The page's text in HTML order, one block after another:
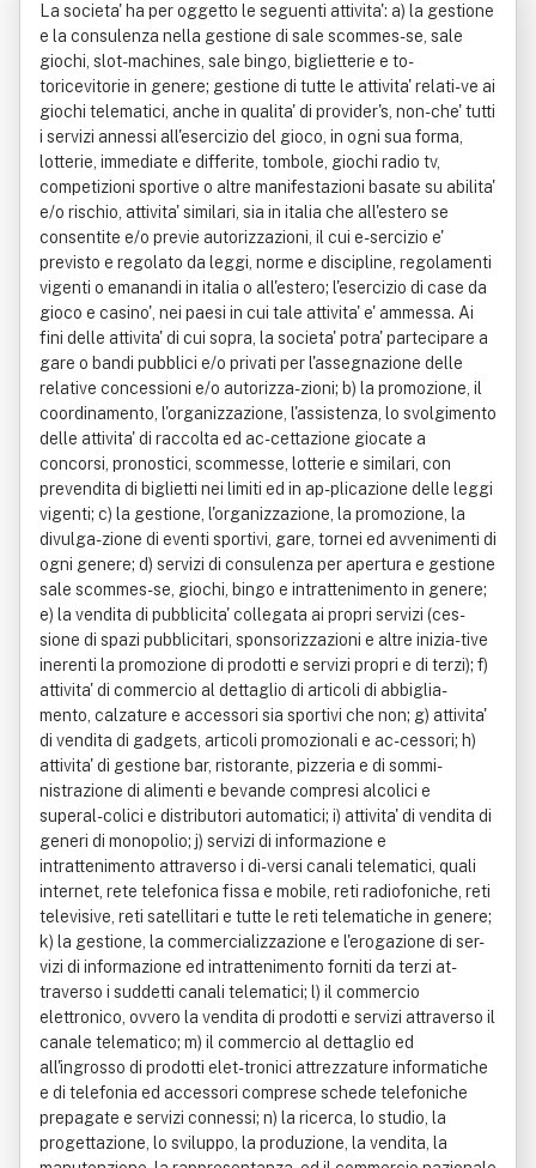
La societa' ha per oggetto le seguenti attivita': a) la gestione
e la consulenza nella gestione di sale scommes-se, sale
giochi, slot-machines, sale bingo, biglietterie e to-
toricevitorie in genere; gestione di tutte le attivita' relati-ve ai
giochi telematici, anche in qualita' di provider's, non-che' tutti
i servizi annessi all'esercizio del gioco, in ogni sua forma,
lotterie, immediate e differite, tombole, giochi radio tv,
competizioni sportive o altre manifestazioni basate su abilita'
e/o rischio, attivita' similari, sia in italia che all'estero se
consentite e/o previe autorizzazioni, il cui e-sercizio e'
previsto e regolato da leggi, norme e discipline, regolamenti
vigenti o emanandi in italia o all'estero; l'esercizio di case da
gioco e casino', nei paesi in cui tale attivita' e' ammessa. Ai
fini delle attivita' di cui sopra, la societa' potra' partecipare a
gare o bandi pubblici e/o privati per l'assegnazione delle
relative concessioni e/o autorizza-zioni; b) la promozione, il
coordinamento, l'organizzazione, l'assistenza, lo svolgimento
delle attivita' di raccolta ed ac-cettazione giocate a
concorsi, pronostici, scommesse, lotterie e similari, con
prevendita di biglietti nei limiti ed in ap-plicazione delle leggi
vigenti; c) la gestione, l'organizzazione, la promozione, la
divulga-zione di eventi sportivi, gare, tornei ed avvenimenti di
ogni genere; d) servizi di consulenza per apertura e gestione
sale scommes-se, giochi, bingo e intrattenimento in genere;
e) la vendita di pubblicita' collegata ai propri servizi (ces-
sione di spazi pubblicitari, sponsorizzazioni e altre inizia-tive
inerenti la promozione di prodotti e servizi propri e di terzi); f)
attivita' di commercio al dettaglio di articoli di abbiglia-
mento, calzature e accessori sia sportivi che non; g) attivita'
di vendita di gadgets, articoli promozionali e ac-cessori; h)
attivita' di gestione bar, ristorante, pizzeria e di sommi-
nistrazione di alimenti e bevande compresi alcolici e
superal-colici e distributori automatici; i) attivita' di vendita di
generi di monopolio; j) servizi di informazione e
intrattenimento attraverso i di-versi canali telematici, quali
internet, rete telefonica fissa e mobile, reti radiofoniche, reti
televisive, reti satellitari e tutte le reti telematiche in genere;
k) la gestione, la commercializzazione e l'erogazione di ser-
vizi di informazione ed intrattenimento forniti da terzi at-
traverso i suddetti canali telematici; l) il commercio
elettronico, ovvero la vendita di prodotti e servizi attraverso il
canale telematico; m) il commercio al dettaglio ed
all'ingrosso di prodotti elet-tronici attrezzature informatiche
e di telefonia ed accessori comprese schede telefoniche
prepagate e servizi connessi; n) la ricerca, lo studio, la
progettazione, lo sviluppo, la produzione, la vendita, la